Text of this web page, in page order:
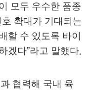
모두 우수한 품종
확대가 기대되는
할 수 있도록 바이
겠다”라고 말했다.
협력해 국내 육